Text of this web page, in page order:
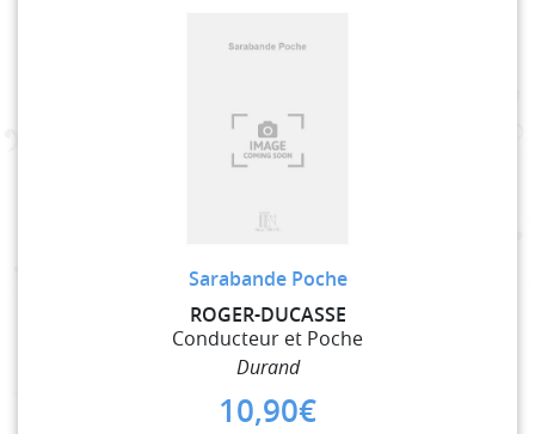
Sarabande Poche
ROGER-DUCASSE
Conducteur et Poche
Durand
10,90€